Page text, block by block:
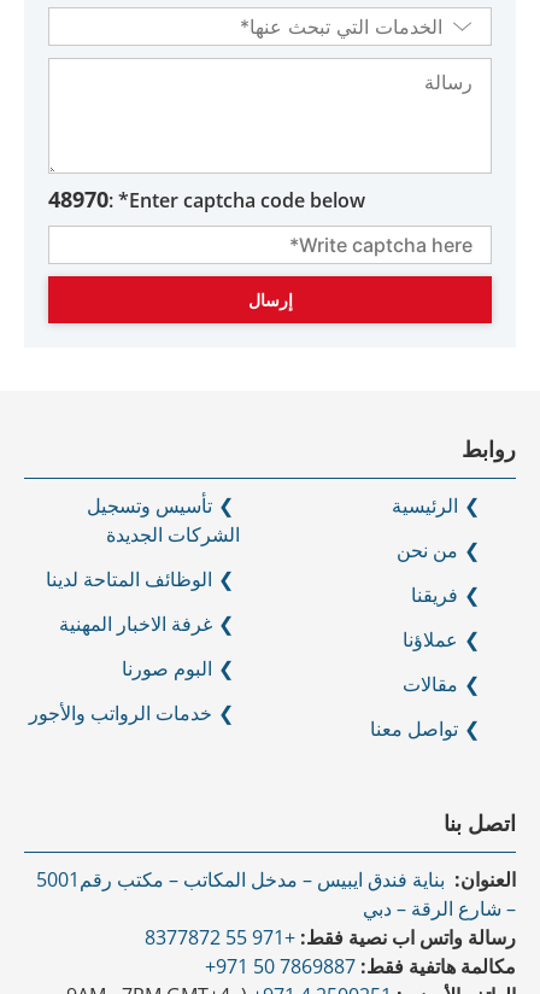
Enter captcha code below* :
48970
روابط
الرئيسية
من نحن
فريقنا
عملاؤنا
مقالات
تواصل معنا
تأسيس وتسجيل
الشركات الجديدة
الوظائف المتاحة لدينا
غرفة الاخبار المهنية
البوم صورنا
خدمات الرواتب والأجور
اتصل بنا
العنوان:
بناية فندق ايبيس – مدخل المكاتب – مكتب رقم5001
– شارع الرقة – دبي
رسالة واتس اب نصية فقط: +971 55 8377872
مكالمة هاتفية فقط: 7869887 50 971+